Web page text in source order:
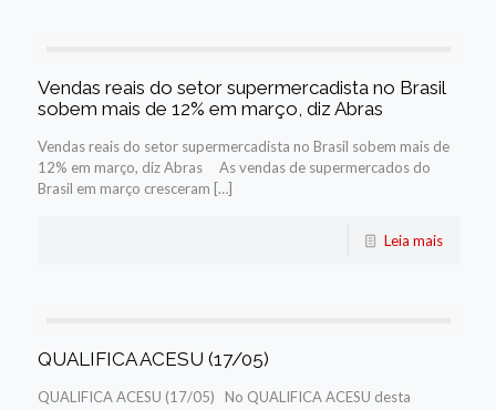
Vendas reais do setor supermercadista no Brasil
sobem mais de 12% em março, diz Abras
Vendas reais do setor supermercadista no Brasil sobem mais de
12% em março, diz Abras As vendas de supermercados do
Brasil em março cresceram […]
Leia mais
QUALIFICA ACESU (17/05)
QUALIFICA ACESU (17/05) No QUALIFICA ACESU desta